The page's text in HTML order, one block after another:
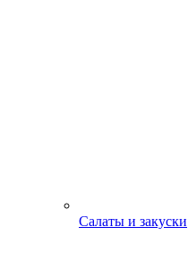
Салаты и закуски